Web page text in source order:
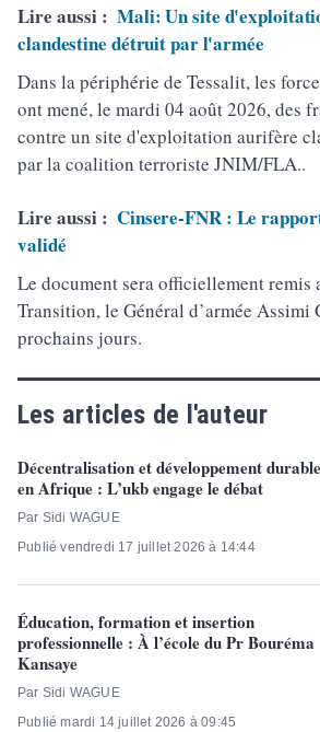
Lire aussi : Mali: Un site
clandestine détruit par l'armée
Dans la périphérie de Tessalit, les
ont mené, le mardi 04 août 2026, des
contre un site d'exploitation aurifère
par la coalition terroriste JNIM/FLA..
Lire aussi : Cinsere-FNR : Le
validé
Le document sera officiellement remis
Transition, le Général d’armée Assimi
prochains jours.
Les articles de l'auteur
Décentralisation et développement durable
en Afrique : L’ukb engage le débat
Par Sidi WAGUE
Publié vendredi 17 juillet 2026 à 14:44
Éducation, formation et insertion
professionnelle : À l’école du Pr Bouréma
Kansaye
Par Sidi WAGUE
Publié mardi 14 juillet 2026 à 09:45